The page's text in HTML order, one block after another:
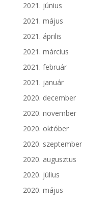
2021. június
2021. május
2021. április
2021. március
2021. február
2021. január
2020. december
2020. november
2020. október
2020. szeptember
2020. augusztus
2020. július
2020. május